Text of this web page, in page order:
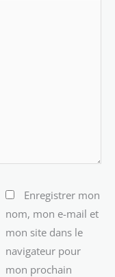
Enregistrer mon
nom, mon e-mail et
mon site dans le
navigateur pour
mon prochain